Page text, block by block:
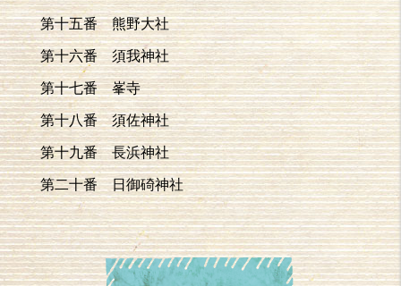
第十五番 熊野大社
第十六番 須我神社
第十七番 峯寺
第十八番 須佐神社
第十九番 長浜神社
第二十番 日御碕神社